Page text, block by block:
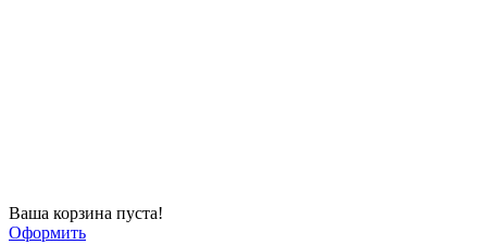
Ваша корзина пуста!
Оформить